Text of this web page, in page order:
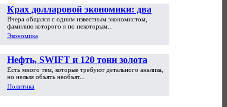
Крах долларовой экономики: два
пути обрушения
Вчера общался с одним известным экономистом,
фамилию которого я по некоторым...
Экономика
Нефть, SWIFT и 120 тонн золота
Есть много тем, которые требуют детального анализа,
но нельзя объять необъят...
Политика